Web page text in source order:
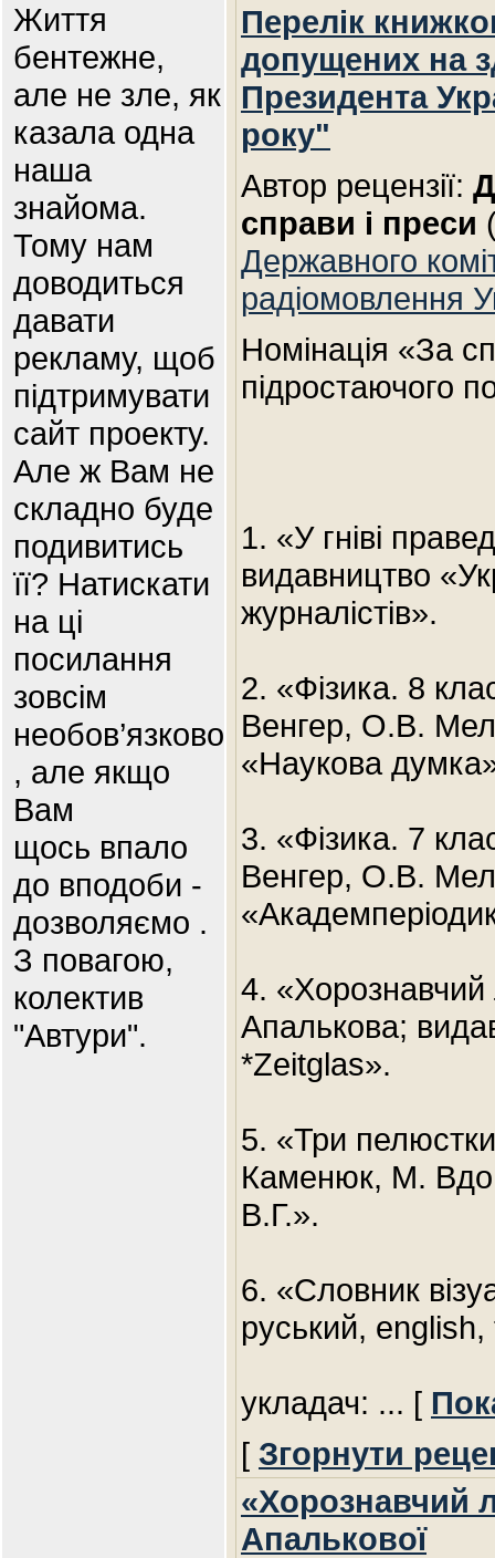
Життя
бентежне,
але не зле, як
казала одна
наша
знайома.
Тому нам
доводиться
давати
рекламу, щоб
підтримувати
сайт проекту.
Але ж Вам не
складно буде
подивитись
її? Натискати
на ці
посилання
зовсім
необов’язково
, але якщо
Вам
щось впало
до вподоби -
дозволяємо .
З повагою,
колектив
"Автури".
Перелік
допущених на
Президента
року"
Автор рецензії:
справи і преси
Державного
радіомовлення
Номінація «За
підростаючого
1. «У гніві
видавництво
журналістів».
2. «Фізика. 8
Венгер, О.В.
«Наукова
3. «Фізика. 7
Венгер, О.В.
4. «Хорознавчий
Апалькова;
*Zeitglas».
5. «Три
Каменюк, М.
В.Г.».
6. «Словник
руський,
укладач: ... [
[ Згорнути
«Хорознавчий
Апалькової